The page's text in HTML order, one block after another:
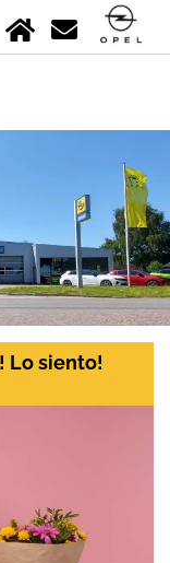
Lo siento!